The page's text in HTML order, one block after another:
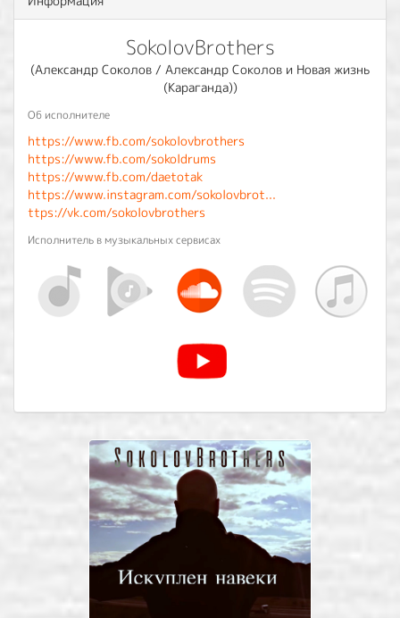
SokolovBrothers
(Александр Соколов / Александр Соколов и Новая жизнь
(Караганда))
Об исполнителе
https://www.fb.com/sokolovbrothers
https://www.fb.com/sokoldrums
https://www.fb.com/daetotak
https://www.instagram.com/sokolovbrot...
ttps://vk.com/sokolovbrothers
Исполнитель в музыкальных сервисах